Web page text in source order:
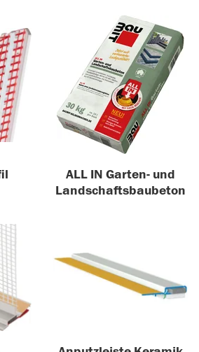
ALL IN Garten- und
Landschaftsbaubeton